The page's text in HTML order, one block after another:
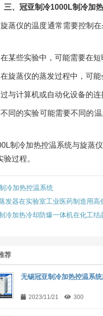
冠亚制冷1000L制冷加热
蒸仪的温度通常需要控制
某些实验中，可能需要在
旋蒸仪的蒸发过程中，可
与计算机或自动化设备的
同的实验可能需要不同的
制冷加热控温系统与旋蒸
过程。
冷加热控温系统
发器在实验室工业医药制造用高
冷加热冷却防爆一体机在化工结
荐
无锡冠亚制冷加热控温系
2023/11/21 300